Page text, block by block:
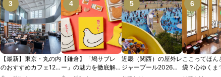
【最新】東京・丸の内
のおすすめカフェ12
【鎌倉】「鳩サブレ
ー」の魅力を徹底解
近畿（関西）の屋外レ
ジャープール2026！
ここってほん
袋？心ゆくま